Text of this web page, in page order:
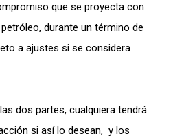
que se proyecta con
durante un término de
a ajustes si se considera
dos partes, cualquiera tendrá
si así lo desean, y los